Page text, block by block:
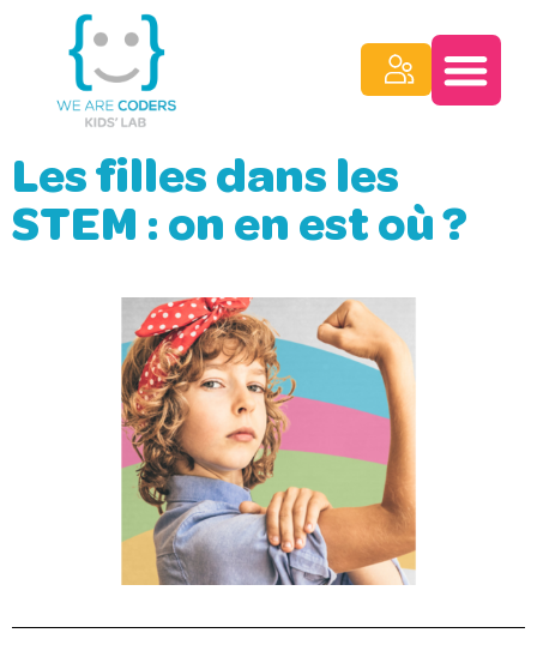
Les filles dans les
STEM : on en est où ?